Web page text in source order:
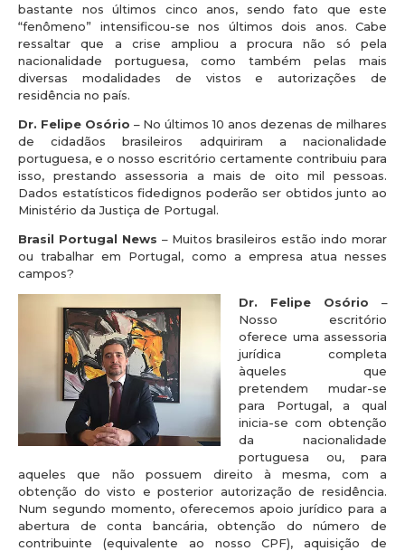
bastante nos últimos cinco anos, sendo fato que este
“fenômeno” intensificou-se nos últimos dois anos. Cabe
ressaltar que a crise ampliou a procura não só pela
nacionalidade portuguesa, como também pelas mais
diversas modalidades de vistos e autorizações de
residência no país.
Dr. Felipe Osório – No últimos 10 anos dezenas de milhares
de cidadãos brasileiros adquiriram a nacionalidade
portuguesa, e o nosso escritório certamente contribuiu para
isso, prestando assessoria a mais de oito mil pessoas.
Dados estatísticos fidedignos poderão ser obtidos junto ao
Ministério da Justiça de Portugal.
Brasil Portugal News – Muitos brasileiros estão indo morar
ou trabalhar em Portugal, como a empresa atua nesses
campos?
Dr. Felipe Osório –
Nosso escritório
oferece uma assessoria
jurídica completa
àqueles que
pretendem mudar-se
para Portugal, a qual
inicia-se com obtenção
da nacionalidade
portuguesa ou, para
aqueles que não possuem direito à mesma, com a
obtenção do visto e posterior autorização de residência.
Num segundo momento, oferecemos apoio jurídico para a
abertura de conta bancária, obtenção do número de
contribuinte (equivalente ao nosso CPF), aquisição de